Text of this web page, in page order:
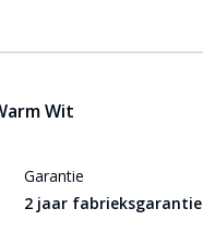
Wit
Garantie
2 jaar fabrieksgarantie